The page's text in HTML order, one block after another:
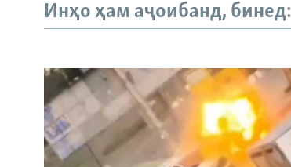
Инҳо ҳам аҷоибанд, бинед: